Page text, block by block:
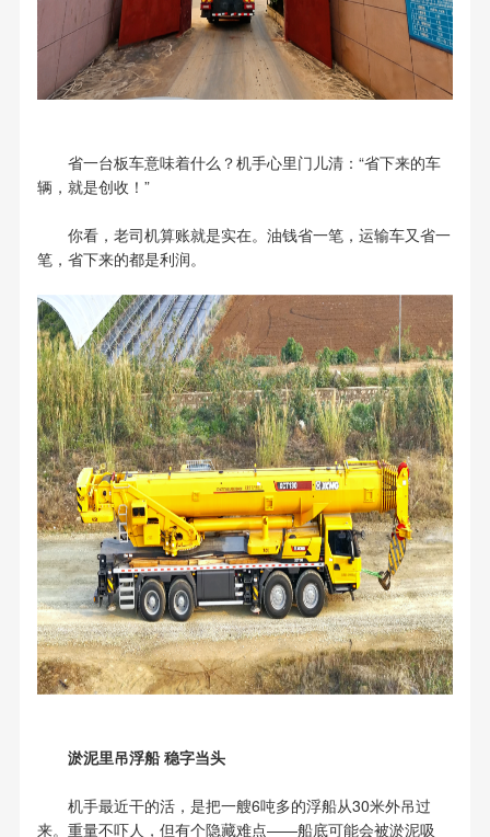
省一台板车意味着什么？机手心里门儿清：“省下来的车
辆，就是创收！”
你看，老司机算账就是实在。油钱省一笔，运输车又省一
笔，省下来的都是利润。
淤泥里吊浮船 稳字当头
机手最近干的活，是把一艘6吨多的浮船从30米外吊过
来。重量不吓人，但有个隐藏难点——船底可能会被淤泥吸